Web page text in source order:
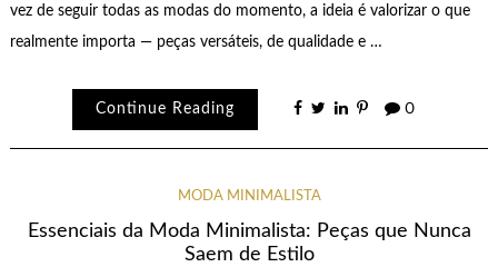
vez de seguir todas as modas do momento, a ideia é valorizar o que
realmente importa — peças versáteis, de qualidade e …
Continue Reading 0
MODA MINIMALISTA
Essenciais da Moda Minimalista: Peças que Nunca
Saem de Estilo